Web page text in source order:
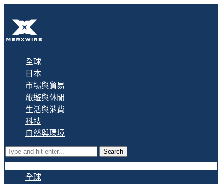
全球
日本
市場與貿易
旅遊與休閒
生活與消費
科技
自然與環境
Search
全球